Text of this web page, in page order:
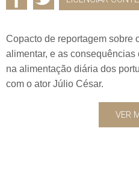
Copacto de reportagem sobre
alimentar, e as
na alimentação diária dos
com o ator Júlio César.
VER